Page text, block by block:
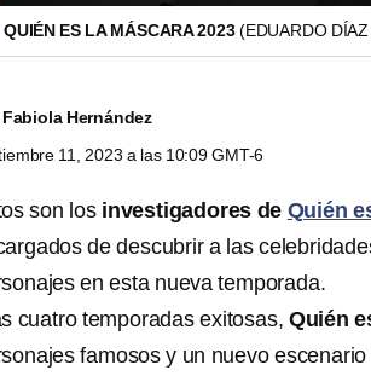
QUIÉN ES LA MÁSCARA 2023(EDUARDO
Fabiola Hernández
11, 2023 a las 10:09 GMT-6
son los investigadores de Quién
de descubrir a las
en esta nueva temporada.
cuatro temporadas exitosas, Quién
famosos y un nuevo